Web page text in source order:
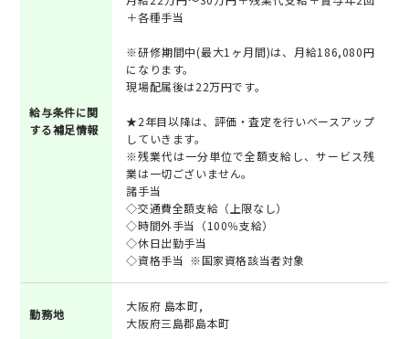
給与条件に関
する補足情報
＋各種手当
※研修期間中(最大1ヶ月間)は、月給186,080円
になります。
現場配属後は22万円です。
★2年目以降は、評価・査定を行いベースアップ
していきます。
※残業代は一分単位で全額支給し、サービス残
業は一切ございません。
諸手当
◇交通費全額支給（上限なし）
◇時間外手当（100％支給）
◇休日出勤手当
◇資格手当 ※国家資格該当者対象
勤務地
大阪府 島本町,
大阪府三島郡島本町